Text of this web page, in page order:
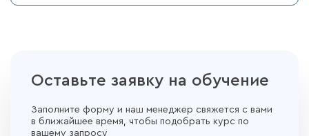
Оставьте заявку на обучение
Заполните форму и наш менеджер свяжется с вами
в ближайшее время, чтобы подобрать курс по
вашему запросу